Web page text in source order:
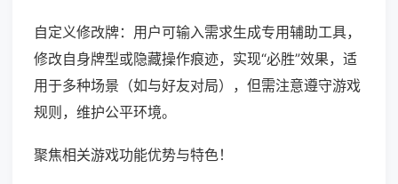
自定义修改牌：用户可输入需求生成专用辅助工具，
修改自身牌型或隐藏操作痕迹，实现“必胜”效果，适
用于多种场景（如与好友对局），但需注意遵守游戏
规则，维护公平环境。
聚焦相关游戏功能优势与特色！